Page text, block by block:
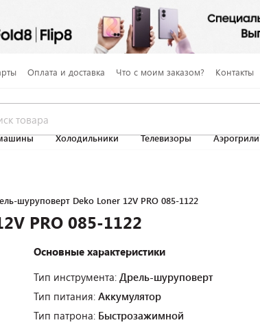
Оплата и доставка Что с моим заказом? Контакты
Холодильники Телевизоры Аэрогрили
шуруповерт Deko Loner 12V PRO 085-1122
PRO 085-1122
Основные характеристики
Тип инструмента: Дрель-шуруповерт
Тип питания: Аккумулятор
Тип патрона: Быстрозажимной